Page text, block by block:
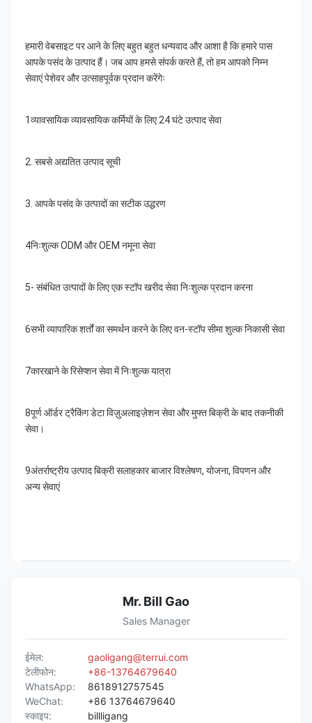
हमारी वेबसाइट पर आने के लिए बहुत बहुत धन्यवाद और आशा है कि हमारे पास
आपके पसंद के उत्पाद हैं। जब आप हमसे संपर्क करते हैं, तो हम आपको निम्न
सेवाएं पेशेवर और उत्साहपूर्वक प्रदान करेंगेः
1व्यावसायिक व्यावसायिक कर्मियों के लिए 24 घंटे उत्पाद सेवा
2. सबसे अद्यतित उत्पाद सूची
3. आपके पसंद के उत्पादों का सटीक उद्धरण
4निःशुल्क ODM और OEM नमूना सेवा
5- संबंधित उत्पादों के लिए एक स्टॉप खरीद सेवा निःशुल्क प्रदान करना
6सभी व्यापारिक शर्तों का समर्थन करने के लिए वन-स्टॉप सीमा शुल्क निकासी सेवा
7कारखाने के रिसेप्शन सेवा में निःशुल्क यात्रा
8पूर्ण ऑर्डर ट्रैकिंग डेटा विज़ुअलाइज़ेशन सेवा और मुफ्त बिक्री के बाद तकनीकी
सेवा।
9अंतर्राष्ट्रीय उत्पाद बिक्री सलाहकार बाजार विश्लेषण, योजना, विपणन और
अन्य सेवाएं
Mr. Bill Gao
Sales Manager
ईमेल:
gaoligang@terrui.com
टेलीफोन:
+86-13764679640
WhatsApp:
8618912757545
WeChat:
+86 13764679640
स्काइप:
billligang